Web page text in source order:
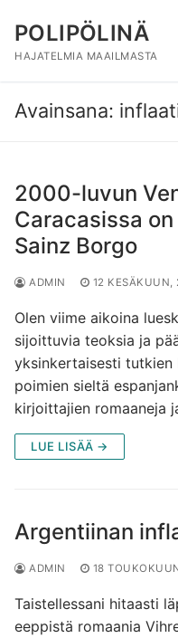
sisältöön
POLIPÖLINÄ
HAJATELMIA MAAILMASTA
Avainsana:
2000-luvun
Caracasissa
Sainz Borgo
ADMIN 12 KESÄKUUN,
Olen viime aikoina
sijoittuvia teoksia ja
yksinkertaisesti tutkien
poimien sieltä
kirjoittajien romaaneja
LUE LISÄÄ →
Argentiinan
ADMIN 18
Taistellessani hitaasti
eeppistä romaania